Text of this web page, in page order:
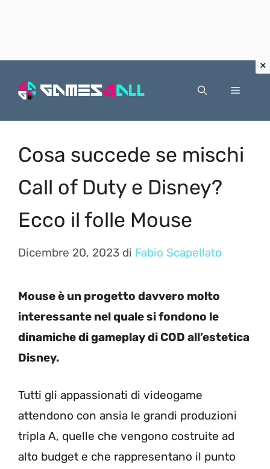
Menu
Cosa succede se mischi
Call of Duty e Disney?
Ecco il folle Mouse
Dicembre 20, 2023 di Fabio Scapellato
Mouse è un progetto davvero molto
interessante nel quale si fondono le
dinamiche di gameplay di COD all’estetica
Disney.
Tutti gli appassionati di videogame
attendono con ansia le grandi produzioni
tripla A, quelle che vengono costruite ad
alto budget e che rappresentano il punto